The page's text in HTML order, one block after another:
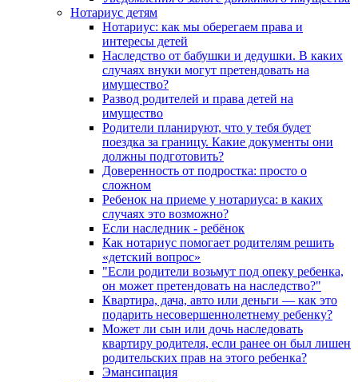
Нотариус детям
Нотариус: как мы оберегаем права и
интересы детей
Наследство от бабушки и дедушки. В каких
случаях внуки могут претендовать на
имущество?
Развод родителей и права детей на
имущество
Родители планируют, что у тебя будет
поездка за границу. Какие документы они
должны подготовить?
Доверенность от подростка: просто о
сложном
Ребенок на приеме у нотариуса: в каких
случаях это возможно?
Если наследник - ребёнок
Как нотариус помогает родителям решить
«детский вопрос»
"Если родители возьмут под опеку ребенка,
он может претендовать на наследство?"
Квартира, дача, авто или деньги — как это
подарить несовершеннолетнему ребенку?
Может ли сын или дочь наследовать
квартиру родителя, если ранее он был лишен
родительских прав на этого ребенка?
Эмансипация